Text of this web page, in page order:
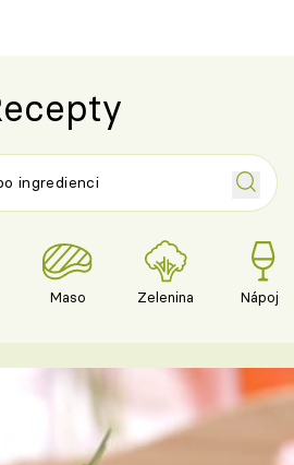
Maso Zelenina Nápoje